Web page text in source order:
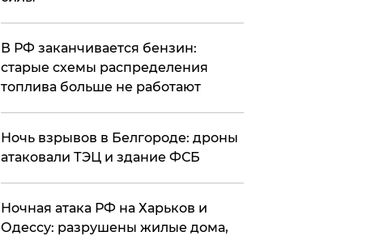
​В РФ заканчивается бензин:
старые схемы распределения
топлива больше не работают
​Ночь взрывов в Белгороде: дроны
атаковали ТЭЦ и здание ФСБ
​Ночная атака РФ на Харьков и
Одессу: разрушены жилые дома,